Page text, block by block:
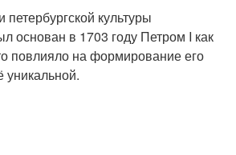
петербургской культуры
основан в 1703 году Петром I как
повлияло на формирование его
уникальной.